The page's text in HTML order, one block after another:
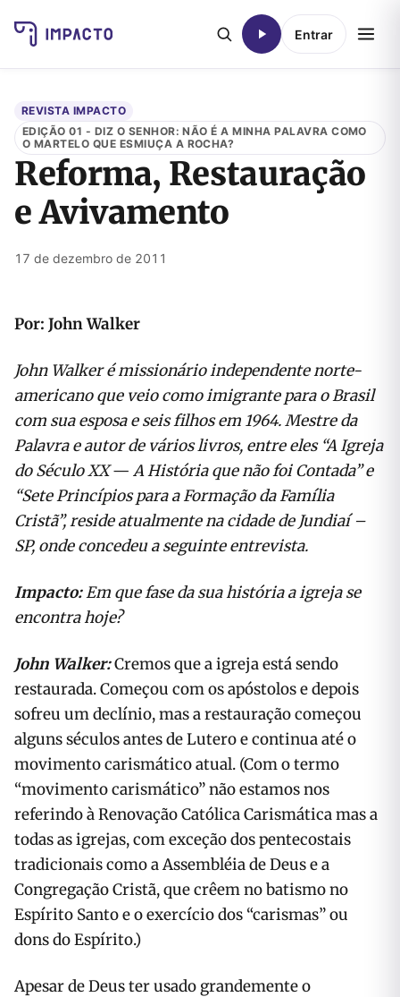
Entrar
REVISTA IMPACTO
EDIÇÃO 01 - DIZ O SENHOR: NÃO É A MINHA PALAVRA COMO
O MARTELO QUE ESMIUÇA A ROCHA?
Reforma, Restauração
e Avivamento
17 de dezembro de 2011
Por: John Walker
John Walker é missionário independente norte-
americano que veio como imigrante para o Brasil
com sua esposa e seis filhos em 1964. Mestre da
Palavra e autor de vários livros, entre eles “A Igreja
do Século XX— A História que não foi Contada” e
“Sete Princípios para a Formação da Família
Cristã”, reside atualmente na cidade de Jundiaí –
SP, onde concedeu a seguinte entrevista.
Impacto:Em que fase da sua história a igreja se
encontra hoje?
John Walker:Cremos que a igreja está sendo
restaurada. Começou com os apóstolos e depois
sofreu um declínio, mas a restauração começou
alguns séculos antes de Lutero e continua até o
movimento carismático atual. (Com o termo
“movimento carismático” não estamos nos
referindo à Renovação Católica Carismática mas a
todas as igrejas, com exceção dos pentecostais
tradicionais como a Assembléia de Deus e a
Congregação Cristã, que crêem no batismo no
Espírito Santo e o exercício dos “carismas” ou
dons do Espírito.)
Apesar de Deus ter usado grandemente o